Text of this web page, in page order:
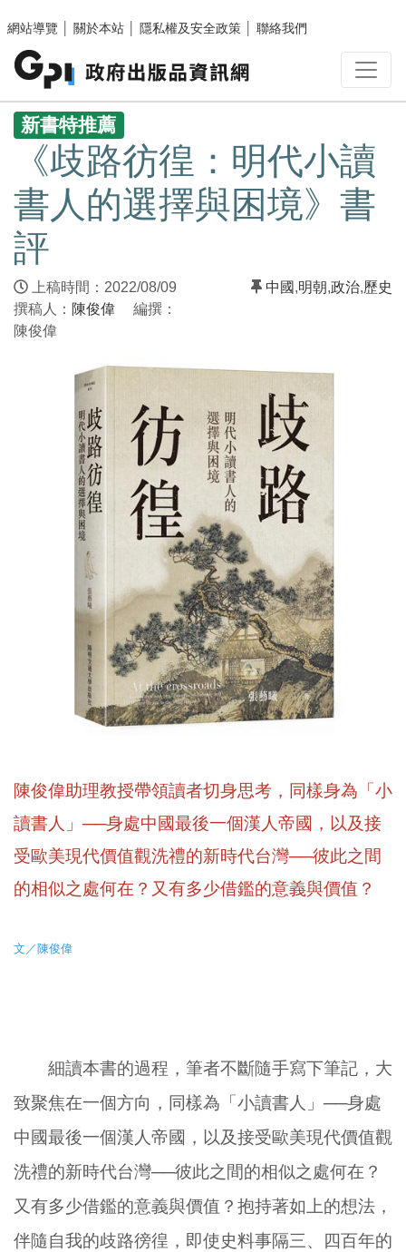
網站導覽
關於本站 隱私權及安全政策 聯絡我們
:::
新書特推薦
《歧路彷徨：明代小讀
書人的選擇與困境》書
評
上稿時間：2022/08/09
撰稿人： 陳俊偉 編撰：
陳俊偉
中國 ,明朝,政治,歷史
陳俊偉助理教授帶領讀者切身思考，同樣身為「小
讀書人」──身處中國最後一個漢人帝國，以及接
受歐美現代價值觀洗禮的新時代台灣──彼此之間
的相似之處何在？又有多少借鑑的意義與價值？
文／陳俊偉
細讀本書的過程，筆者不斷隨手寫下筆記，大
致聚焦在一個方向，同樣為「小讀書人」──身處
中國最後一個漢人帝國，以及接受歐美現代價值觀
洗禮的新時代台灣──彼此之間的相似之處何在？
又有多少借鑑的意義與價值？抱持著如上的想法，
伴隨自我的歧路徬徨，即使史料事隔三、四百年的